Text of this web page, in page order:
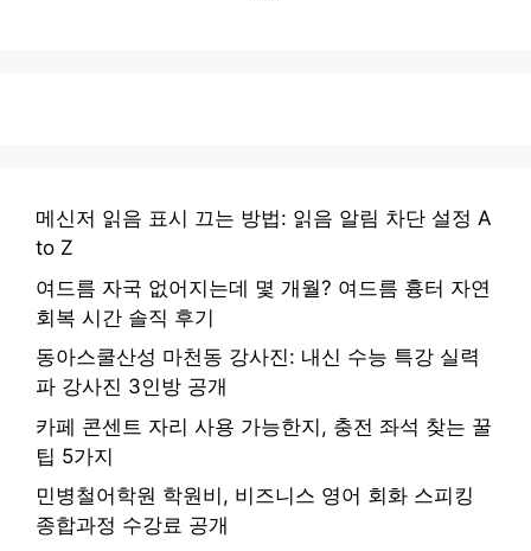
메신저 읽음 표시 끄는 방법: 읽음 알림 차단 설정 A
to Z
여드름 자국 없어지는데 몇 개월? 여드름 흉터 자연
회복 시간 솔직 후기
동아스쿨산성 마천동 강사진: 내신 수능 특강 실력
파 강사진 3인방 공개
카페 콘센트 자리 사용 가능한지, 충전 좌석 찾는 꿀
팁 5가지
민병철어학원 학원비, 비즈니스 영어 회화 스피킹
종합과정 수강료 공개